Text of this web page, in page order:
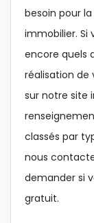
besoin pour
immobilier. Si
encore quels
réalisation de
sur notre site
classés par
nous
demander si
gratuit.